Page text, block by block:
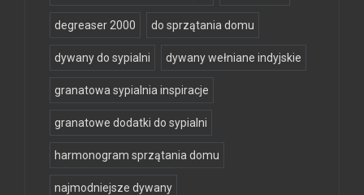
degreaser 2000 do sprzątania domu
dywany do sypialni dywany wełniane indyjskie
granatowa sypialnia inspiracje
granatowe dodatki do sypialni
harmonogram sprzątania domu
najmodniejsze dywany